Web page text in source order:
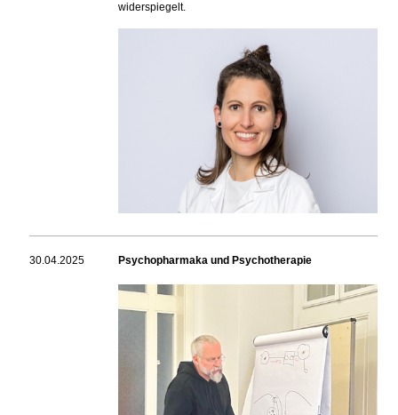
widerspiegelt.
30.04.2025 Psychopharmaka und Psychotherapie